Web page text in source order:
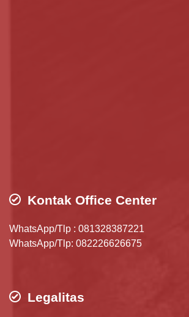
Kontak Office Center
WhatsApp/Tlp : 081328387221
WhatsApp/Tlp: 082226626675
Legalitas